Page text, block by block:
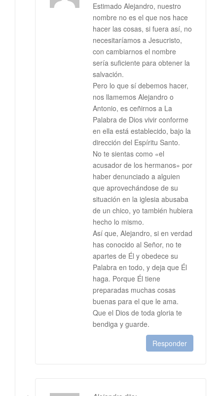
Estimado Alejandro, nuestro
nombre no es el que nos hace
hacer las cosas, si fuera así, no
necesitaríamos a Jesucristo,
con cambiarnos el nombre
sería suficiente para obtener la
salvación.
Pero lo que sí debemos hacer,
nos llamemos Alejandro o
Antonio, es ceñirnos a La
Palabra de Dios vivir conforme
en ella está establecido, bajo la
dirección del Espíritu Santo.
No te sientas como «el
acusador de los hermanos» por
haber denunciado a alguien
que aprovechándose de su
situación en la iglesia abusaba
de un chico, yo también hubiera
hecho lo mismo.
Así que, Alejandro, si en verdad
has conocido al Señor, no te
apartes de Él y obedece su
Palabra en todo, y deja que Él
haga. Porque Él tiene
preparadas muchas cosas
buenas para el que le ama.
Que el Dios de toda gloria te
bendiga y guarde.
Responder